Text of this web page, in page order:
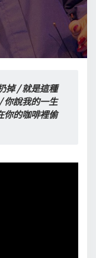
掉 / 就是這種
你說我的一生
你的咖啡裡偷